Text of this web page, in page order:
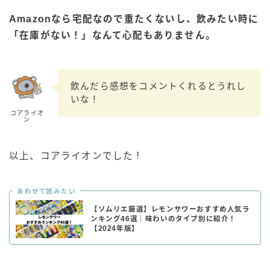
Amazonなら宅配なので重たくないし、飲みたい時に
「在庫がない！」なんて心配もありません。
コアライオ
ン
飲んだら感想をコメントくれるとうれし
いな！
以上、コアライオンでした！
あわせて読みたい
【ソムリエ厳選】レモンサワーおすすめ人気ラ
ンキング46選｜味わいのタイプ別に紹介！
【2024年版】